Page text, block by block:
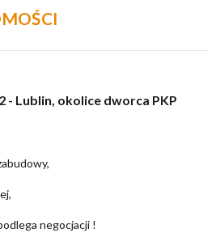
- Lublin, okolice dworca PKP
negocjacji !